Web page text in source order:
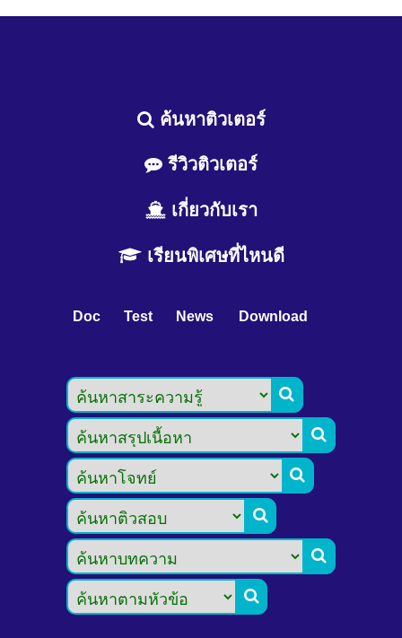
ค้นหาติวเตอร์
รีวิวติวเตอร์
เกี่ยวกับเรา
เรียนพิเศษที่ไหนดี
Doc Test News Download





